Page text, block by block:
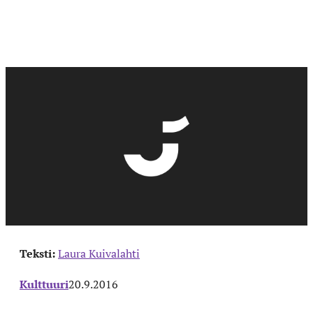
Teksti:Laura Kuivalahti
Kulttuuri20.9.2016